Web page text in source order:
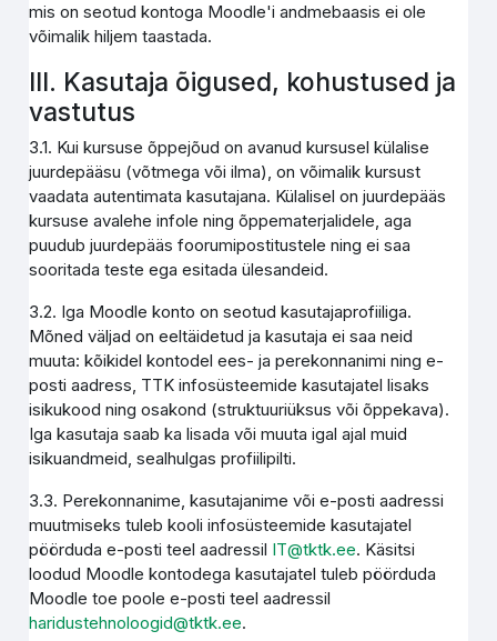
mis on seotud kontoga Moodle'i andmebaasis ei ole
võimalik hiljem taastada.
III. Kasutaja õigused, kohustused ja
vastutus
3.1. Kui kursuse õppejõud on avanud kursusel külalise
juurdepääsu (võtmega või ilma), on võimalik kursust
vaadata autentimata kasutajana. Külalisel on juurdepääs
kursuse avalehe infole ning õppematerjalidele, aga
puudub juurdepääs foorumipostitustele ning ei saa
sooritada teste ega esitada ülesandeid.
3.2. Iga Moodle konto on seotud kasutajaprofiiliga.
Mõned väljad on eeltäidetud ja kasutaja ei saa neid
muuta: kõikidel kontodel ees- ja perekonnanimi ning e-
posti aadress, TTK infosüsteemide kasutajatel lisaks
isikukood ning osakond (struktuuriüksus või õppekava).
Iga kasutaja saab ka lisada või muuta igal ajal muid
isikuandmeid, sealhulgas profiilipilti.
3.3. Perekonnanime, kasutajanime või e-posti aadressi
muutmiseks tuleb kooli infosüsteemide kasutajatel
pöörduda e-posti teel aadressil IT@tktk.ee. Käsitsi
loodud Moodle kontodega kasutajatel tuleb pöörduda
Moodle toe poole e-posti teel aadressil
haridustehnoloogid@tktk.ee.